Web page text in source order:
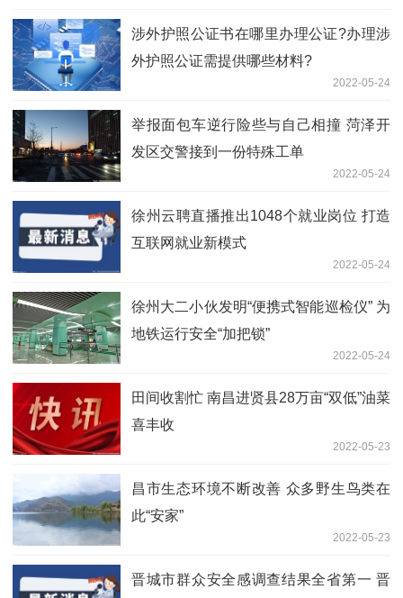
涉外护照公证书在哪里办理公证?办理涉
外护照公证需提供哪些材料?
2022-05-24
举报面包车逆行险些与自己相撞 菏泽开
发区交警接到一份特殊工单
2022-05-24
徐州云聘直播推出1048个就业岗位 打造
互联网就业新模式
2022-05-24
徐州大二小伙发明“便携式智能巡检仪” 为
地铁运行安全“加把锁”
2022-05-24
田间收割忙 南昌进贤县28万亩“双低”油菜
喜丰收
2022-05-23
昌市生态环境不断改善 众多野生鸟类在
此“安家”
2022-05-23
晋城市群众安全感调查结果全省第一 晋